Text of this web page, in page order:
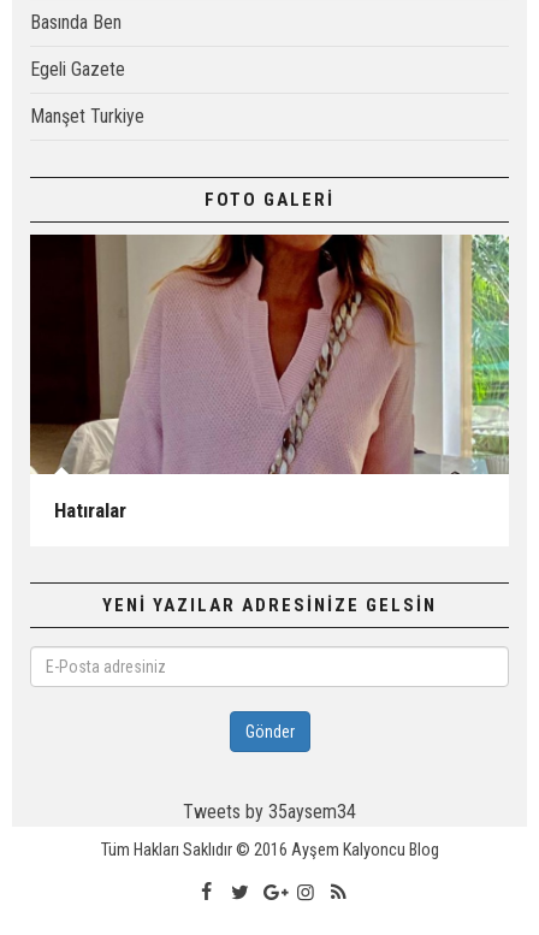
Basında Ben
Egeli Gazete
Manşet Turkiye
FOTO GALERİ
Hatıralar
YENİ YAZILAR ADRESİNİZE GELSİN
Posta
adresiniz
Gönder
Tweets by 35aysem34
Tüm Hakları Saklıdır © 2016 Ayşem Kalyoncu Blog